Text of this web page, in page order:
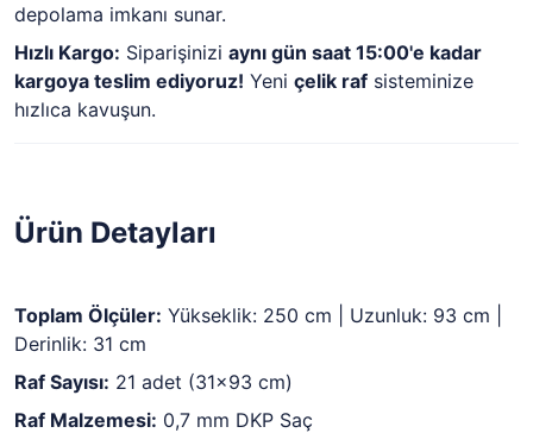
depolama imkanı sunar.
Hızlı Kargo: Siparişinizi aynı gün saat 15:00'e kadar
kargoya teslim ediyoruz! Yeni çelik raf sisteminize
hızlıca kavuşun.
Ürün Detayları
Toplam Ölçüler: Yükseklik: 250 cm | Uzunluk: 93 cm |
Derinlik: 31 cm
Raf Sayısı: 21 adet (31x93 cm)
Raf Malzemesi: 0,7 mm DKP Saç